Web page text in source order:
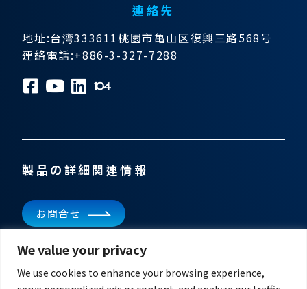
We value your privacy
We use cookies to enhance your browsing experience,
連絡先
地址:台湾333611桃園市亀山区復興三路568号
連絡電話:+886-3-327-7288
ニュースレターを購読
製品の詳細関連情報
お問合せ